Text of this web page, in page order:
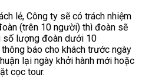
lẻ, Công ty sẽ có trách nhiệm
(trên 10 người) thì đoàn sẽ
số lượng đoàn dưới 10
báo cho khách trước ngày
lại ngày khởi hành mới hoặc
cọc tour.